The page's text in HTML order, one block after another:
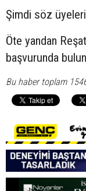
Şimdi söz
Öte yandan
başvurunda
Bu haber toplam